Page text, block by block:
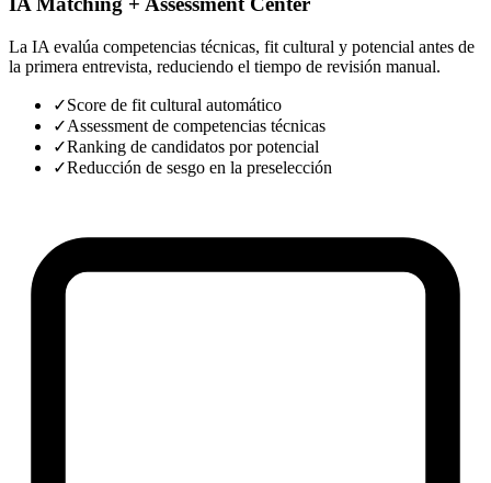
La IA evalúa competencias técnicas, fit cultural y potencial antes de
la primera entrevista, reduciendo el tiempo de revisión manual.
✓Score de fit cultural automático
✓Assessment de competencias técnicas
✓Ranking de candidatos por potencial
✓Reducción de sesgo en la preselección